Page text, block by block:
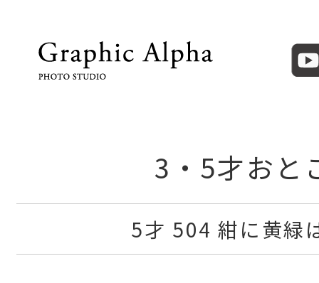
3・5才おと
5才 504 紺に黄緑